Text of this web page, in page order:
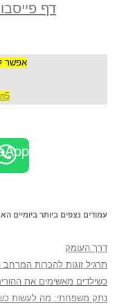
דף
אפשר
עמודים נצפים ביותר ביומיים
דרך העומק
תרגיל זוגות להכרות המרחב
כשילדים מאשימים את
נתק משפחתי: מה לעשות